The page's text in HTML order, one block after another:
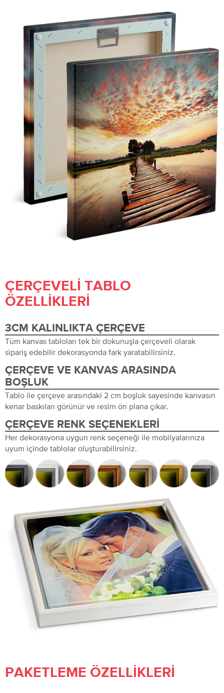
ÇERÇEVELI TABLO
ÖZELLIKLERI
3CM KALINLIKTA ÇERÇEVE
Tüm kanvas tabloları tek bir dokunuşla çerçeveli olarak
sipariş edebilir dekorasyonda fark yaratabilirsiniz.
ÇERÇEVE VE KANVAS ARASINDA
BOŞLUK
Tablo ile çerçeve arasındaki 2 cm boşluk sayesinde kanvasın
kenar baskıları görünür ve resim ön plana çıkar.
ÇERÇEVE RENK SEÇENEKLERI
Her dekorasyona uygun renk seçeneği ile mobilyalarınıza
uyum içinde tablolar oluşturabilirsiniz.
PAKETLEME ÖZELLIKLERI